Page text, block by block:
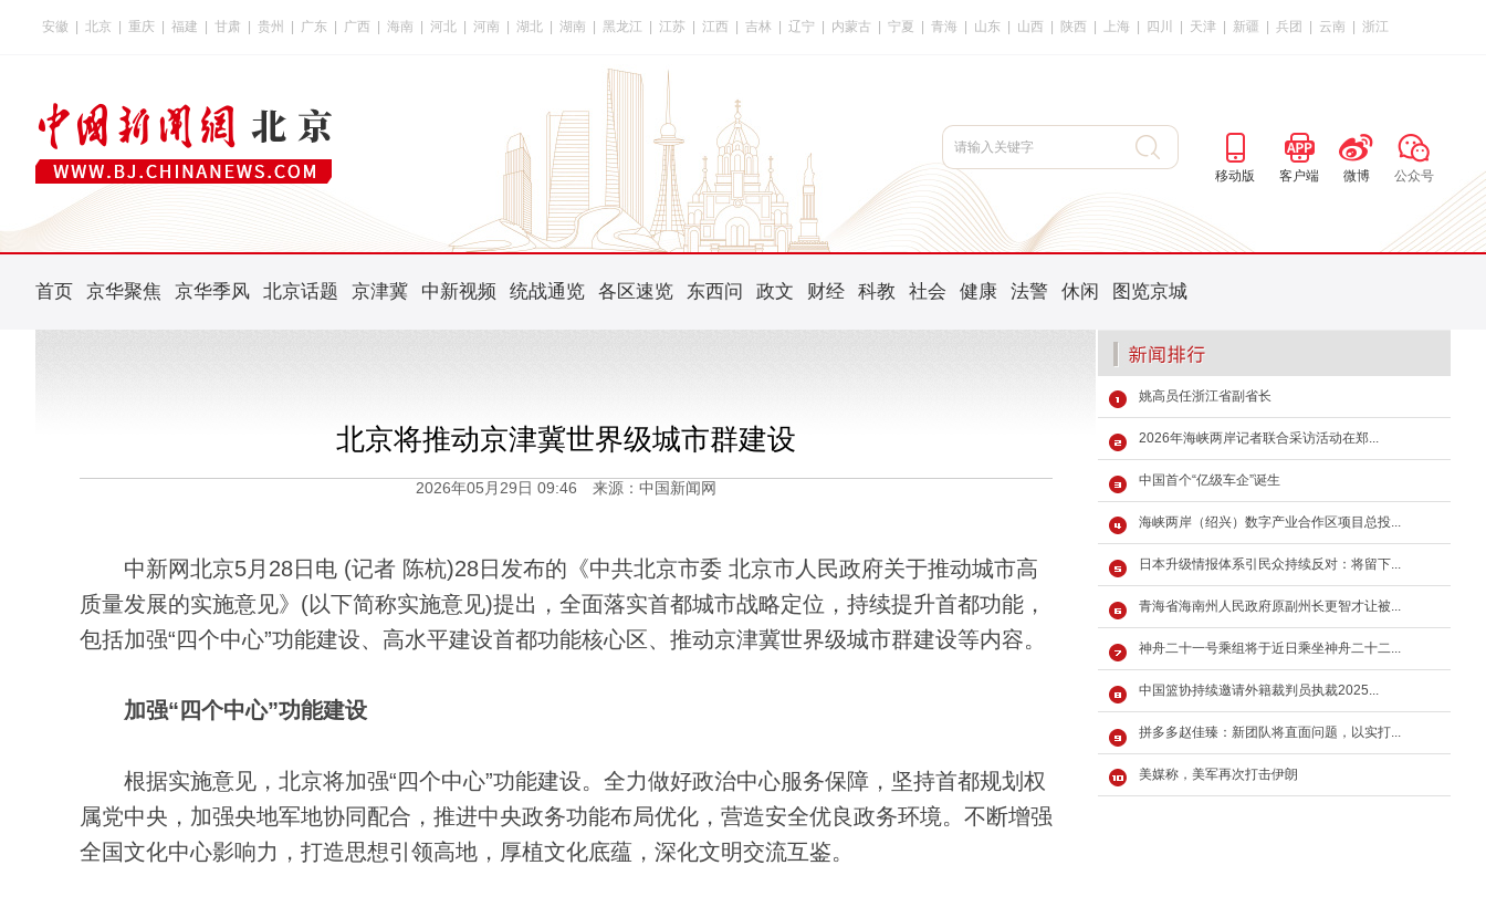
安徽 北京 重庆 福建 甘肃 贵州 广东 广西 海南 河北 河南 湖北 湖南 黑龙江 江苏 江西 吉林 辽宁 内蒙古 宁夏 青海 山东 山西 陕西 上海 四川 天津 新疆 兵团 云南 浙江
移动版 客户端 微博 公众号
首页 京华聚焦 京华季风 北京话题 京津冀 中新视频 统战通览 各区速览 东西问 政文 财经 科教 社会 健康 法警 休闲 图览京城
北京将推动京津冀世界级城市群建设
2026年05月29日 09:46 来源：中国新闻网
中新网北京5月28日电 (记者 陈杭)28日发布的《中共北京市委 北京市人民政府关于推动城市高
质量发展的实施意见》(以下简称实施意见)提出，全面落实首都城市战略定位，持续提升首都功能，
包括加强“四个中心”功能建设、高水平建设首都功能核心区、推动京津冀世界级城市群建设等内容。
加强“四个中心”功能建设
根据实施意见，北京将加强“四个中心”功能建设。全力做好政治中心服务保障，坚持首都规划权
属党中央，加强央地军地协同配合，推进中央政务功能布局优化，营造安全优良政务环境。不断增强
全国文化中心影响力，打造思想引领高地，厚植文化底蕴，深化文明交流互鉴。
姚高员任浙江省副省长
2026年海峡两岸记者联合采访活动在郑...
中国首个“亿级车企”诞生
海峡两岸（绍兴）数字产业合作区项目总投...
日本升级情报体系引民众持续反对：将留下...
青海省海南州人民政府原副州长更智才让被...
神舟二十一号乘组将于近日乘坐神舟二十二...
中国篮协持续邀请外籍裁判员执裁2025...
拼多多赵佳臻：新团队将直面问题，以实打...
美媒称，美军再次打击伊朗